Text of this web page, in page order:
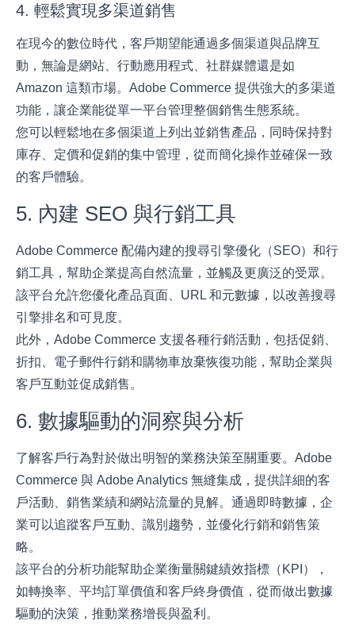
4. 輕鬆實現多渠道銷售
在現今的數位時代，客戶期望能通過多個渠道與品牌互
動，無論是網站、行動應用程式、社群媒體還是如
Amazon 這類市場。Adobe Commerce 提供強大的多渠道
功能，讓企業能從單一平台管理整個銷售生態系統。
您可以輕鬆地在多個渠道上列出並銷售產品，同時保持對
庫存、定價和促銷的集中管理，從而簡化操作並確保一致
的客戶體驗。
5. 內建 SEO 與行銷工具
Adobe Commerce 配備內建的搜尋引擎優化（SEO）和行
銷工具，幫助企業提高自然流量，並觸及更廣泛的受眾。
該平台允許您優化產品頁面、URL 和元數據，以改善搜尋
引擎排名和可見度。
此外，Adobe Commerce 支援各種行銷活動，包括促銷、
折扣、電子郵件行銷和購物車放棄恢復功能，幫助企業與
客戶互動並促成銷售。
6. 數據驅動的洞察與分析
了解客戶行為對於做出明智的業務決策至關重要。Adobe
Commerce 與Adobe Analytics 無縫集成，提供詳細的客
戶活動、銷售業績和網站流量的見解。通過即時數據，企
業可以追蹤客戶互動、識別趨勢，並優化行銷和銷售策
略。
該平台的分析功能幫助企業衡量關鍵績效指標（KPI），
如轉換率、平均訂單價值和客戶終身價值，從而做出數據
驅動的決策，推動業務增長與盈利。